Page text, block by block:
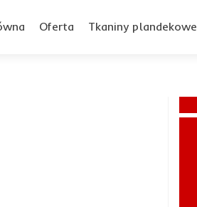
Oferta Tkaniny plandekowe